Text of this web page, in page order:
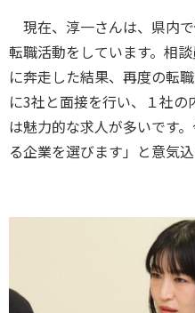
現在、淳一さんは、県内
転職活動をしています。相
に奔走した結果、再度の転
に3社と面接を行い、１社
は魅力的な求人が多いです
る企業を選びます」と意気込